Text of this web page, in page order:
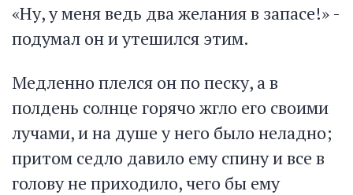
«Ну, у меня ведь два желания в запасе!» -
подумал он и утешился этим.
Медленно плелся он по песку, а в
полдень солнце горячо жгло его своими
лучами, и на душе у него было неладно;
притом седло давило ему спину и все в
голову не приходило, чего бы ему